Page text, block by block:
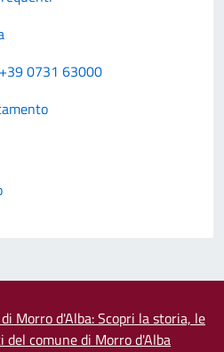
0731 63000
Morro d'Alba: Scopri la storia, le
comune di Morro d'Alba